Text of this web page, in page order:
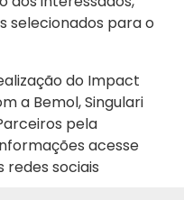
selecionados para o
do Impact
a Bemol, Singulari
pela
acesse
sociais